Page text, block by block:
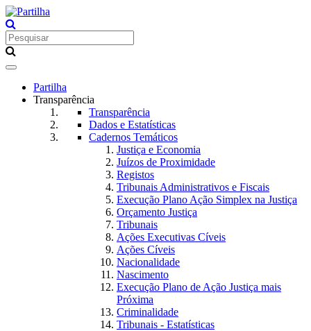
Toggle
navigationPartilha
Transparência
Transparência
Dados e Estatísticas
Cadernos Temáticos
Justiça e Economia
Juízos de Proximidade
Registos
Tribunais Administrativos e Fiscais
Execução Plano Ação Simplex na Justiça
Orçamento Justiça
Tribunais
Ações Executivas Cíveis
Ações Cíveis
Nacionalidade
Nascimento
Execução Plano de Ação Justiça mais
Próxima
Criminalidade
Tribunais - Estatísticas